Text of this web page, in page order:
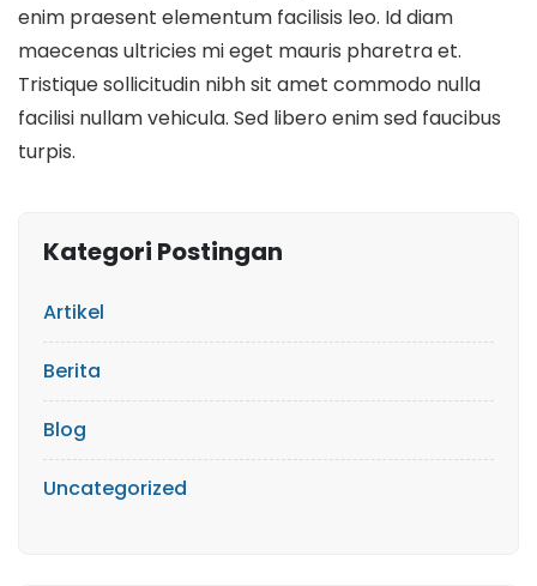
enim praesent elementum facilisis leo. Id diam
maecenas ultricies mi eget mauris pharetra et.
Tristique sollicitudin nibh sit amet commodo nulla
facilisi nullam vehicula. Sed libero enim sed faucibus
turpis.
Kategori Postingan
Artikel
Berita
Blog
Uncategorized